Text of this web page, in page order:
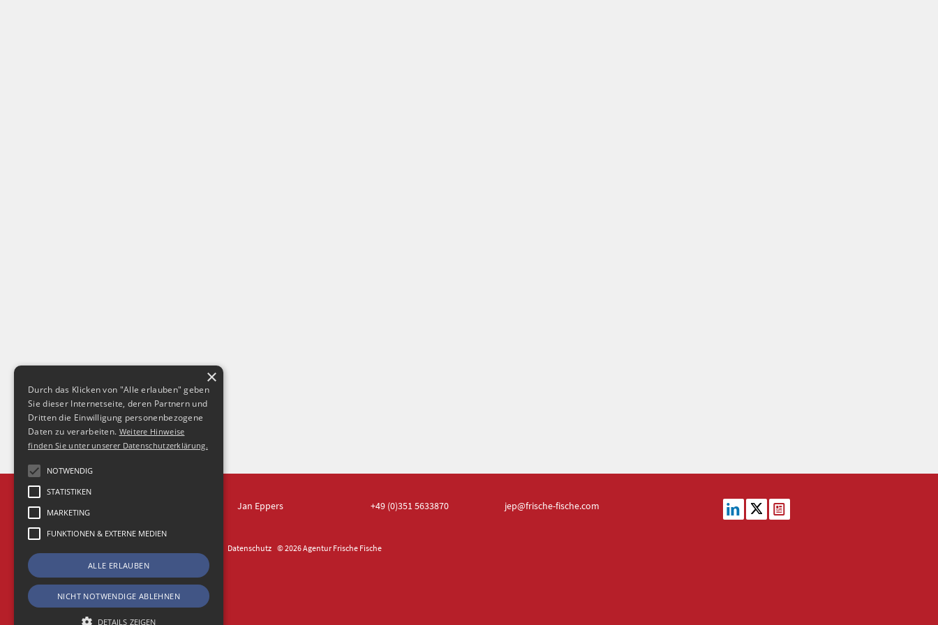
Jan Eppers +49 (0)3515633870 jep@frische-fische.com
Datenschutz © 2026 Agentur Frische Fische
×
Durch das Klicken von "Alle erlauben" geben
Sie dieser Internetseite, deren Partnern und
Dritten die Einwilligung personenbezogene
Daten zu verarbeiten. Weitere Hinweise
finden Sie unter unserer Datenschutzerklärung.
NOTWENDIG
STATISTIKEN
MARKETING
FUNKTIONEN & EXTERNE MEDIEN
ALLE ERLAUBEN
NICHT NOTWENDIGE ABLEHNEN
DETAILS ZEIGEN